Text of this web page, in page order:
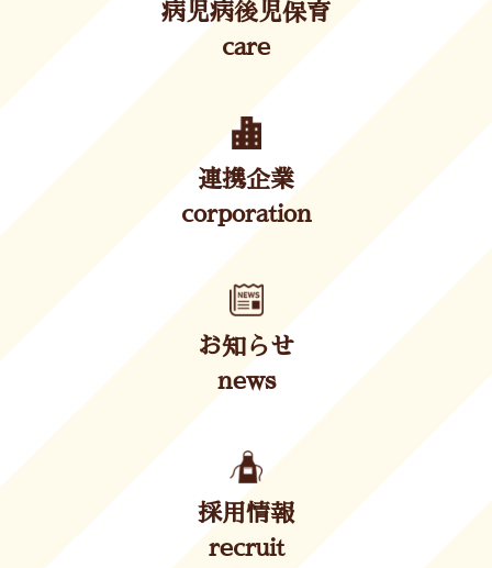
病児病後児保育
care
連携企業
corporation
お知らせ
news
採用情報
recruit